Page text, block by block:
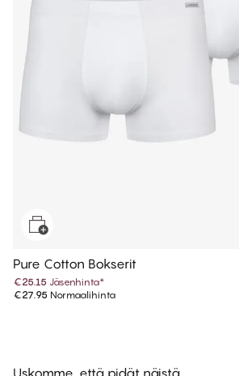
Pure Cotton Bokserit
€25.15 Jäsenhinta*
€27.95 Normaalihinta
Uskomme, että pidät näistä